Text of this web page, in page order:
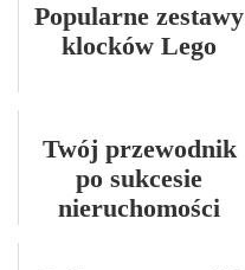
Popularne zestawy
klocków Lego
Twój przewodnik
po sukcesie
nieruchomości